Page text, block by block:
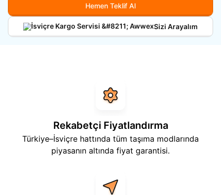
Hemen Teklif Al
Sizi Arayalım
Rekabetçi Fiyatlandırma
Türkiye–İsviçre hattında tüm taşıma modlarında
piyasanın altında fiyat garantisi.